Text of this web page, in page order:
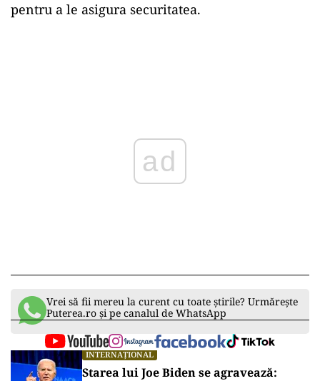
pentru a le asigura securitatea.
ad
Vrei să fii mereu la curent cu toate știrile? Urmărește
Puterea.ro și pe canalul de WhatsApp
INTERNAȚIONAL
Starea lui Joe Biden se agravează: